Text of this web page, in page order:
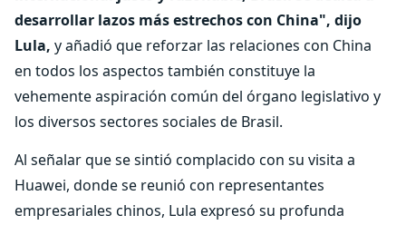
desarrollar lazos más estrechos con China", dijo
Lula, y añadió que reforzar las relaciones con China
en todos los aspectos también constituye la
vehemente aspiración común del órgano legislativo y
los diversos sectores sociales de Brasil.
Al señalar que se sintió complacido con su visita a
Huawei, donde se reunió con representantes
empresariales chinos, Lula expresó su profunda